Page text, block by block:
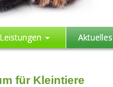
Leistungen Aktuelles
für Kleintiere